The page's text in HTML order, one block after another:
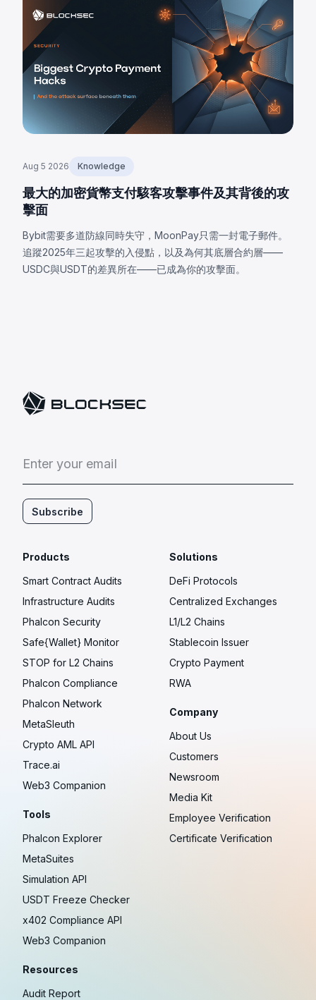
Aug 5 2026 Knowledge
最大的加密貨幣支付駭客攻擊事件及其背後的攻
擊面
Bybit需要多道防線同時失守，MoonPay只需一封電子郵件。
追蹤2025年三起攻擊的入侵點，以及為何其底層合約層——
USDC與USDT的差異所在——已成為你的攻擊面。
Enter your email
Subscribe
Products
Smart Contract Audits
Infrastructure Audits
Phalcon Security
Safe{Wallet} Monitor
STOP for L2 Chains
Phalcon Compliance
Phalcon Network
MetaSleuth
Crypto AML API
Trace.ai
Web3 Companion
Tools
Phalcon Explorer
MetaSuites
Simulation API
USDT Freeze Checker
x402 Compliance API
Web3 Companion
Resources
Audit Report
Solutions
DeFi Protocols
Centralized Exchanges
L1/L2 Chains
Stablecoin Issuer
Crypto Payment
RWA
Company
About Us
Customers
Newsroom
Media Kit
Employee Verification
Certificate Verification